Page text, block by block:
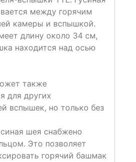
​​между горячим
камеры и вспышкой.
длину около 34 см,
находится над осью
также
для других
вспышек, но только без
шея снабжено
Это позволяет
горячий башмак